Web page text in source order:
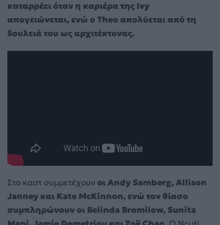
καταρρέει όταν η καριέρα της Ivy
απογειώνεται, ενώ ο Theo απολύεται από τη
δουλειά του ως αρχιτέκτονας.
Στο καστ συμμετέχουνοι Andy Samberg, Allison
Janney και Kate McKinnon, ενώ τον θίασο
συμπληρώνουν οι Belinda Bromilow, Sunita